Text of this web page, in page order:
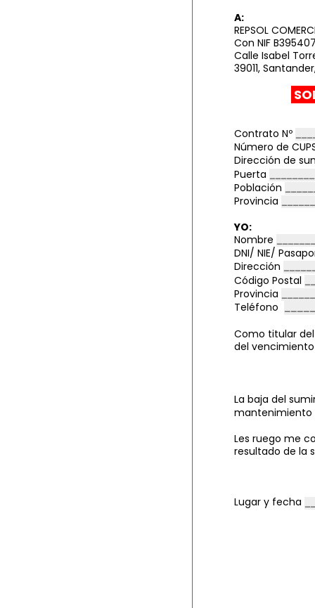
A:
REPSOL
Con NIF
Calle Isabel
39011,
Contrato Nº
Número de
Dirección de
Puerta
Población
Provincia
YO:
Nombre
DNI/ NIE/
Dirección
Código Postal
Provincia
Teléfono
Como titular
del
La baja del
mantenimiento
Les ruego me
resultado de la
Lugar y fecha